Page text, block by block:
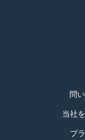
問
当社
プ